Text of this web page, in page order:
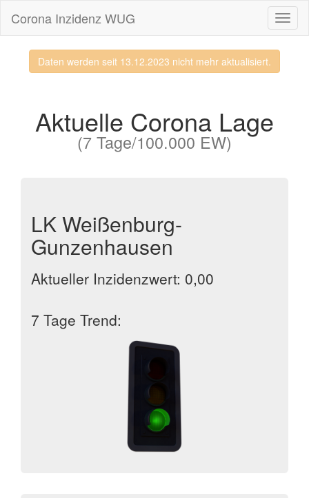
ein-/
Corona Inzidenz WUG
Daten werden seit 13.12.2023 nicht mehr aktualisiert.
Aktuelle Corona Lage
(7 Tage/100.000 EW)
LK Weißenburg-
Gunzenhausen
Aktueller Inzidenzwert: 0,00
7 Tage Trend: